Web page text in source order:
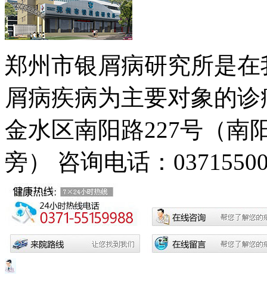
郑州市银屑病研究所是
屑病疾病为主要对象的诊
金水区南阳路227号（南
旁）
咨询电话：